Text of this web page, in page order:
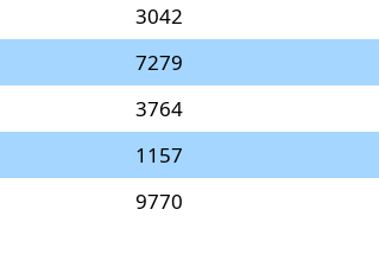
3042
7279
3764
1157
9770